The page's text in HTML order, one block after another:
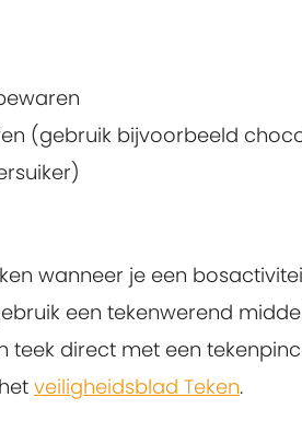
(gebruik bijvoorbeeld
wanneer je een
een tekenwerend
teek direct met een
veiligheidsblad Teken.